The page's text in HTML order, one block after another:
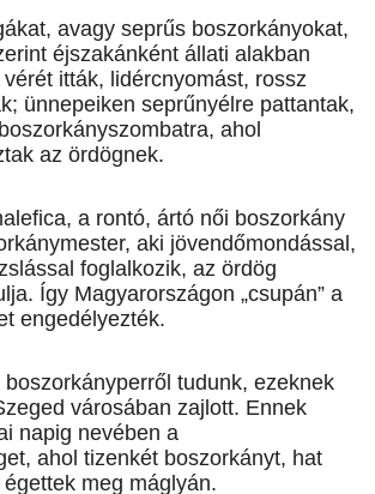
avagy seprűs boszorkányokat,
éjszakánként állati alakban
itták, lidércnyomást, rossz
ünnepeiken seprűnyélre pattantak,
ahol
az ördögnek.
a rontó, ártó női boszorkány
aki jövendőmondással,
foglalkozik, az ördög
Így Magyarországon „csupán” a
engedélyezték.
tudunk, ezeknek
városában zajlott. Ennek
napig nevében a
ahol tizenkét boszorkányt, hat
meg máglyán.